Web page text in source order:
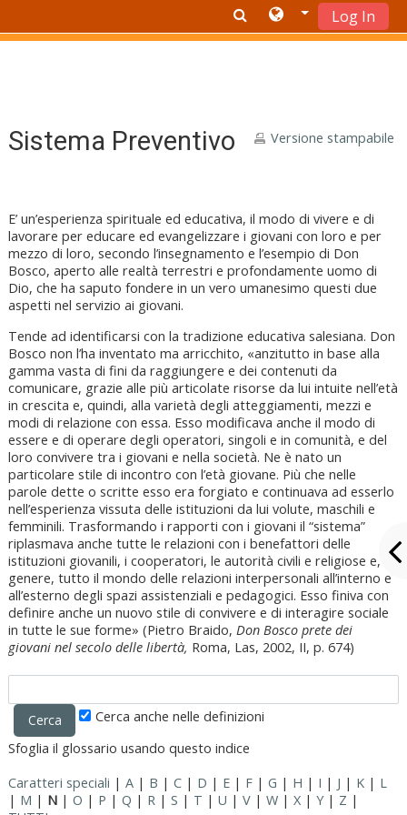
Log In
Sistema Preventivo Versione stampabile
E’ un’esperienza spirituale ed educativa, il modo di vivere e di
lavorare per educare ed evangelizzare i giovani con loro e per
mezzo di loro, secondo l’insegnamento e l’esempio di Don
Bosco, aperto alle realtà terrestri e profondamente uomo di
Dio, che ha saputo fondere in un vero umanesimo questi due
aspetti nel servizio ai giovani.
Tende ad identificarsi con la tradizione educativa salesiana. Don
Bosco non l’ha inventato ma arricchito, «anzitutto in base alla
gamma vasta di fini da raggiungere e dei contenuti da
comunicare, grazie alle più articolate risorse da lui intuite nell’età
in crescita e, quindi, alla varietà degli atteggiamenti, mezzi e
modi di relazione con essa. Esso modificava anche il modo di
essere e di operare degli operatori, singoli e in comunità, e del
loro convivere tra i giovani e nella società. Ne è nato un
particolare stile di incontro con l’età giovane. Più che nelle
parole dette o scritte esso era forgiato e continuava ad esserlo
nell’esperienza vissuta delle istituzioni da lui volute, maschili e
femminili. Trasformando i rapporti con i giovani il “sistema”
riplasmava anche tutte le relazioni con i benefattori delle
istituzioni giovanili, i cooperatori, le autorità civili e religiose e, in
genere, tutto il mondo delle relazioni interpersonali all’interno e
all’esterno degli spazi assistenziali e pedagogici. Esso finiva con
definire anche un nuovo stile di convivere e di interagire sociale
in tutte le sue forme» (Pietro Braido,Don Bosco prete dei
giovani nel secolo delle libertà, Roma, Las, 2002, II, p. 674)
Cerca anche nelle definizioni
Sfoglia il glossario usando questo indice
Caratteri speciali |A | B |C | D | E | F |G | H | I | J | K | L
| M | N |O | P |Q | R |S | T |U |V |W |X |Y| Z |